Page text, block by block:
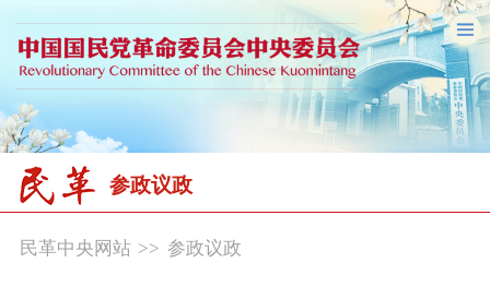
参政议政
民革中央网站 >> 参政议政